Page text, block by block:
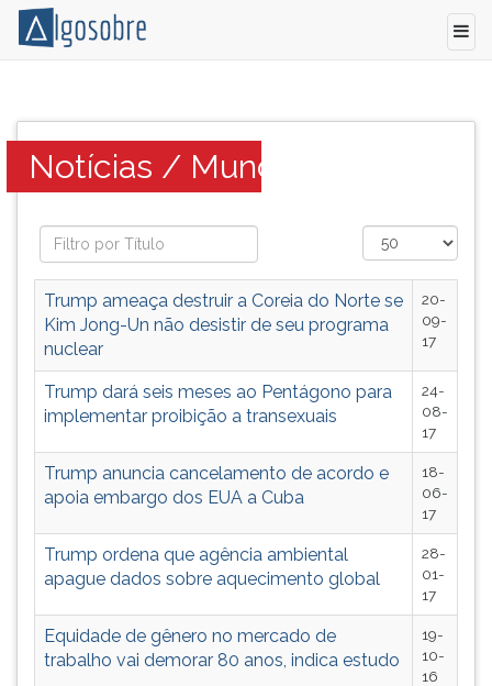
com
o
tema
Mundo
possíveis
vestibulares
Brasil.
TAB
e
depois
F
conteúdo
principal
desta
leitura
pressione
depois
pausar
Categoria:
Notícias / Mundo
Trump ameaça destruir a Coreia do Norte se
Kim Jong-Un não desistir de seu programa
nuclear
20-
09-
17
Trump dará seis meses ao Pentágono para
implementar proibição a transexuais
24-
08-
17
Trump anuncia cancelamento de acordo e
apoia embargo dos EUA a Cuba
18-
06-
17
Trump ordena que agência ambiental
apague dados sobre aquecimento global
28-
01-
17
Equidade de gênero no mercado de
trabalho vai demorar 80 anos, indica estudo
19-
10-
16